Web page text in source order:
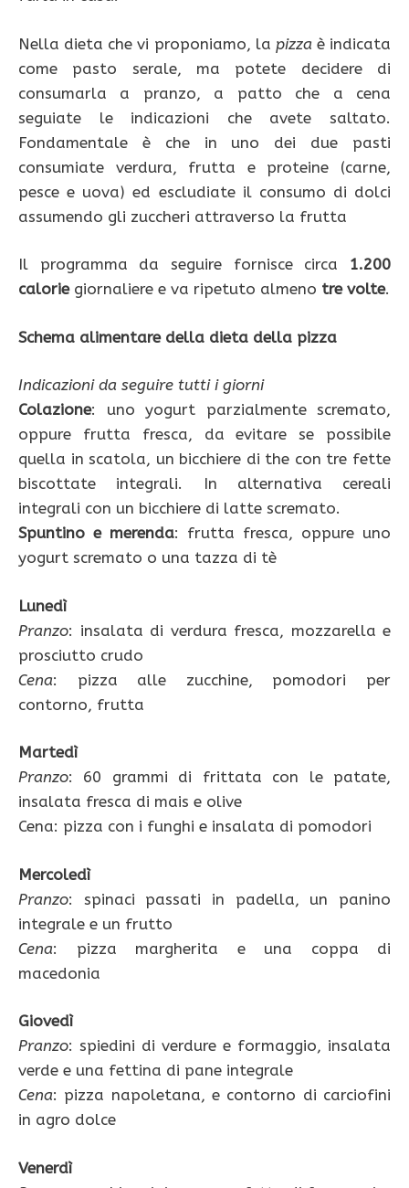
Nella dieta che vi proponiamo, la pizza è indicata
come pasto serale, ma potete decidere di
consumarla a pranzo, a patto che a cena
seguiate le indicazioni che avete saltato.
Fondamentale è che in uno dei due pasti
consumiate verdura, frutta e proteine (carne,
pesce e uova) ed escludiate il consumo di dolci
assumendo gli zuccheri attraverso la frutta
Il programma da seguire fornisce circa 1.200
caloriegiornaliere e va ripetuto almeno tre volte.
Schema alimentare della dieta della pizza
Indicazioni da seguire tutti i giorni
Colazione: uno yogurt parzialmente scremato,
oppure frutta fresca, da evitare se possibile
quella in scatola, un bicchiere di the con tre fette
biscottate integrali. In alternativa cereali
integrali con un bicchiere di latte scremato.
Spuntino e merenda: frutta fresca, oppure uno
yogurt scremato o una tazza di tè
Lunedì
Pranzo: insalata di verdura fresca, mozzarella e
prosciutto crudo
Cena: pizza alle zucchine, pomodori per
contorno, frutta
Martedì
Pranzo: 60 grammi di frittata con le patate,
insalata fresca di mais e olive
Cena: pizza con i funghi e insalata di pomodori
Mercoledì
Pranzo: spinaci passati in padella, un panino
integrale e un frutto
Cena: pizza margherita e una coppa di
macedonia
Giovedì
Pranzo: spiedini di verdure e formaggio, insalata
verde e una fettina di pane integrale
Cena: pizza napoletana, e contorno di carciofini
in agro dolce
Venerdì